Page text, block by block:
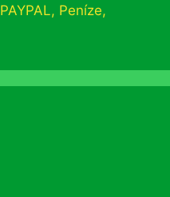
PAYPAL, Peníze,